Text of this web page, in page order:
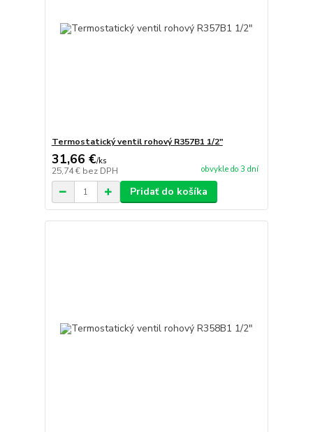
Termostatický ventil rohový R357B1 1/2"
31,66 €/ks
25,74 € bez DPH obvykle do 3 dní
Pridať do košíka